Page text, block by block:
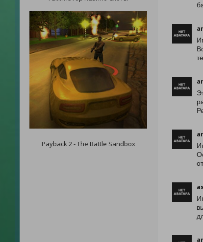
Payback 2 - The Battle Sandbox